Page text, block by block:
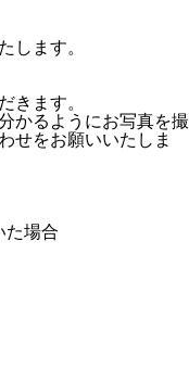
します。
きます。
かるようにお写真を撮
せをお願いいたしま
た場合